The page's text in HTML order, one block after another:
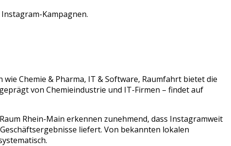
Kampagnen.
wie Chemie & Pharma, IT & Software, Raumfahrt bietet die
von Chemieindustrie und IT-Firmen – findet auf
Rhein-Main erkennen zunehmend, dass Instagramweit
liefert. Von bekannten lokalen